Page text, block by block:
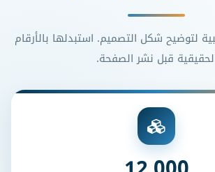
لتوضيح شكل التصميم. استبدلها بالأرقام
قبل نشر الصفحة.